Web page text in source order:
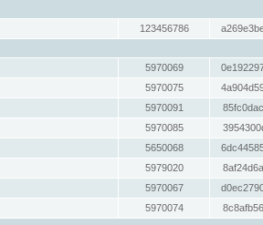
123456786
5970069
5970075
5970091
5970085
5650068
5979020
5970067
5970074